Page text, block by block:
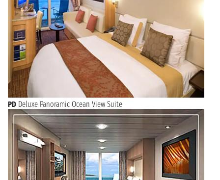
PD Deluxe Panoramic Ocean View Suite